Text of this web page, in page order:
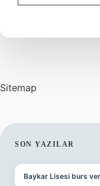
Şer
Sitemap
SON YAZILAR
Baykar Lisesi burs